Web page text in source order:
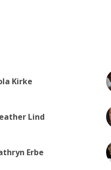
Kirke
Lind
Erbe